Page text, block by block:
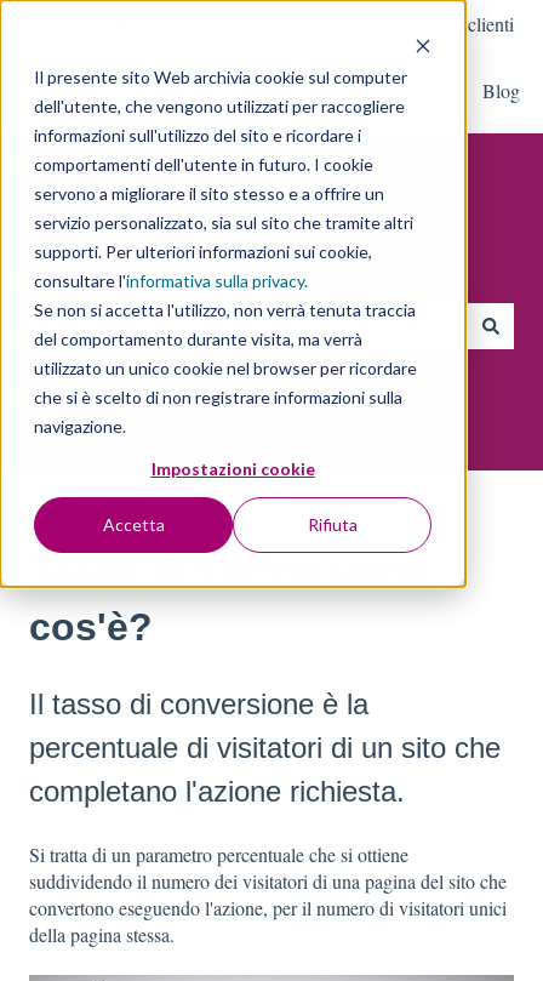
Il presente sito Web archivia cookie sul computer
dell'utente, che vengono utilizzati per raccogliere
informazioni sull'utilizzo del sito e ricordare i
comportamenti dell'utente in futuro. I cookie
servono a migliorare il sito stesso e a offrire un
servizio personalizzato, sia sul sito che tramite altri
supporti. Per ulteriori informazioni sui cookie,
consultare l'informativa sulla privacy.
Se non si accetta l'utilizzo, non verrà tenuta traccia
del comportamento durante visita, ma verrà
utilizzato un unico cookie nel browser per ricordare
che si è scelto di non registrare informazioni sulla
navigazione.
Impostazioni cookie
Accetta Rifiuta
Portale clienti
DMEP Portfolio Servizi Mostra sottomenu per Servizi
Contattaci Blog
Cosa ti interessa?
Non sono presenti suggerimenti perché il campo di ricerca è
Supporto Inbound Marketing: Glossario
cos'è?
Il tasso di conversione è la
percentuale di visitatori di un sito che
completano l'azione richiesta.
Si tratta di un parametro percentuale che si ottiene
suddividendo il numero dei visitatori di una pagina del sito che
convertono eseguendo l'azione, per il numero di visitatori unici
della pagina stessa.